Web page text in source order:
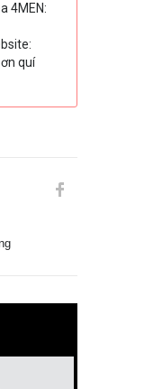
4MEN:
quí